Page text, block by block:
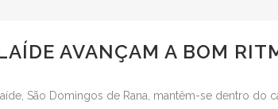
AVANÇAM A BOM
São Domingos de Rana, mantêm-se dentro do